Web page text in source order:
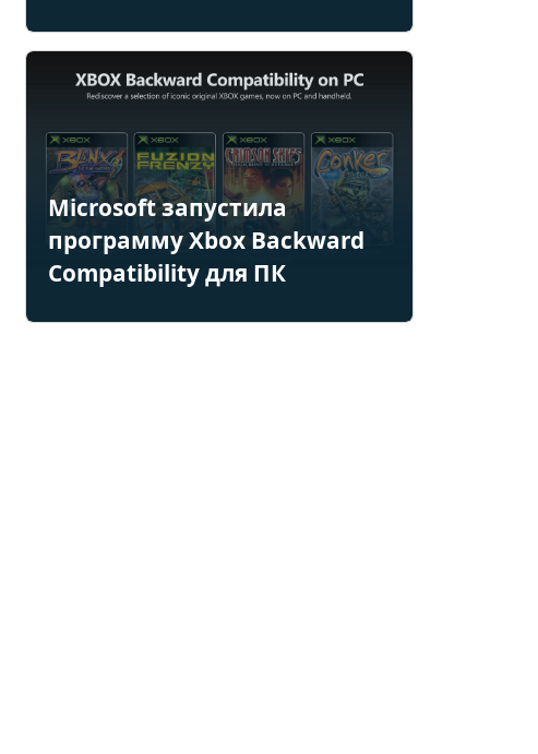
Microsoft запустила
программу Xbox Backward
Compatibility для ПК